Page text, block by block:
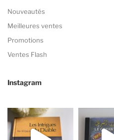
Nouveautés
Meilleures ventes
Promotions
Ventes Flash
Instagram